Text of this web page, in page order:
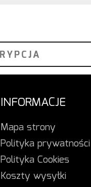
INFORMACJE
Mapa strony
Polityka prywatności
Polityka Cookies
Koszty wysyłki